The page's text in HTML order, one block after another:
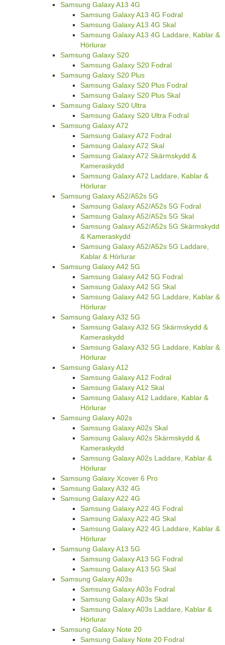
Samsung Galaxy A13 4G
Samsung Galaxy A13 4G Fodral
Samsung Galaxy A13 4G Skal
Samsung Galaxy A13 4G Laddare, Kablar &
Hörlurar
Samsung Galaxy S20
Samsung Galaxy S20 Fodral
Samsung Galaxy S20 Plus
Samsung Galaxy S20 Plus Fodral
Samsung Galaxy S20 Plus Skal
Samsung Galaxy S20 Ultra
Samsung Galaxy S20 Ultra Fodral
Samsung Galaxy A72
Samsung Galaxy A72 Fodral
Samsung Galaxy A72 Skal
Samsung Galaxy A72 Skärmskydd &
Kameraskydd
Samsung Galaxy A72 Laddare, Kablar &
Hörlurar
Samsung Galaxy A52/A52s 5G
Samsung Galaxy A52/A52s 5G Fodral
Samsung Galaxy A52/A52s 5G Skal
Samsung Galaxy A52/A52s 5G Skärmskydd
& Kameraskydd
Samsung Galaxy A52/A52s 5G Laddare,
Kablar & Hörlurar
Samsung Galaxy A42 5G
Samsung Galaxy A42 5G Fodral
Samsung Galaxy A42 5G Skal
Samsung Galaxy A42 5G Laddare, Kablar &
Hörlurar
Samsung Galaxy A32 5G
Samsung Galaxy A32 5G Skärmskydd &
Kameraskydd
Samsung Galaxy A32 5G Laddare, Kablar &
Hörlurar
Samsung Galaxy A12
Samsung Galaxy A12 Fodral
Samsung Galaxy A12 Skal
Samsung Galaxy A12 Laddare, Kablar &
Hörlurar
Samsung Galaxy A02s
Samsung Galaxy A02s Skal
Samsung Galaxy A02s Skärmskydd &
Kameraskydd
Samsung Galaxy A02s Laddare, Kablar &
Hörlurar
Samsung Galaxy Xcover 6 Pro
Samsung Galaxy A32 4G
Samsung Galaxy A22 4G
Samsung Galaxy A22 4G Fodral
Samsung Galaxy A22 4G Skal
Samsung Galaxy A22 4G Laddare, Kablar &
Hörlurar
Samsung Galaxy A13 5G
Samsung Galaxy A13 5G Fodral
Samsung Galaxy A13 5G Skal
Samsung Galaxy A03s
Samsung Galaxy A03s Fodral
Samsung Galaxy A03s Skal
Samsung Galaxy A03s Laddare, Kablar &
Hörlurar
Samsung Galaxy Note 20
Samsung Galaxy Note 20 Fodral